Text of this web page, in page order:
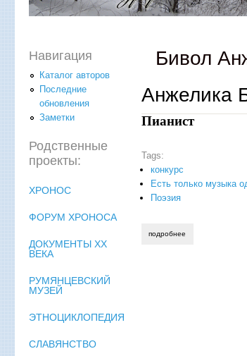
Бивол
Анжелика
Пианист
Tags:
конкурс
Есть только музыка
Поэзия
подробнее
Навигация
Каталог авторов
Последние
обновления
Заметки
Родственные
проекты:
ХРОНОС
ФОРУМ ХРОНОСА
ДОКУМЕНТЫ XX
ВЕКА
РУМЯНЦЕВСКИЙ
МУЗЕЙ
ЭТНОЦИКЛОПЕДИЯ
СЛАВЯНСТВО